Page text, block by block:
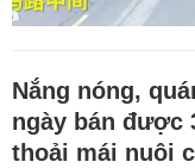
Nắng nóng,
ngày bán được
thoải mái nuôi